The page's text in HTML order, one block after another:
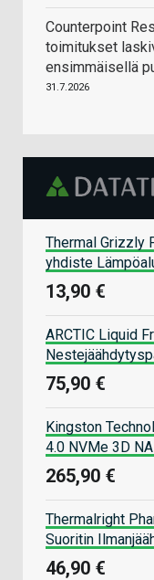
Counterpoint
toimitukset
ensimmäisellä
31.7.2026
Thermal Grizzly
yhdiste
13,90 €
ARCTIC Liquid
75,90 €
Kingston
4.0 NVMe 3D
265,90 €
Thermalright
Suoritin
46,90 €